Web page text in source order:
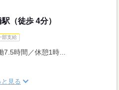
（徒歩 4分）
部支給
時間／休憩1時...
と見る